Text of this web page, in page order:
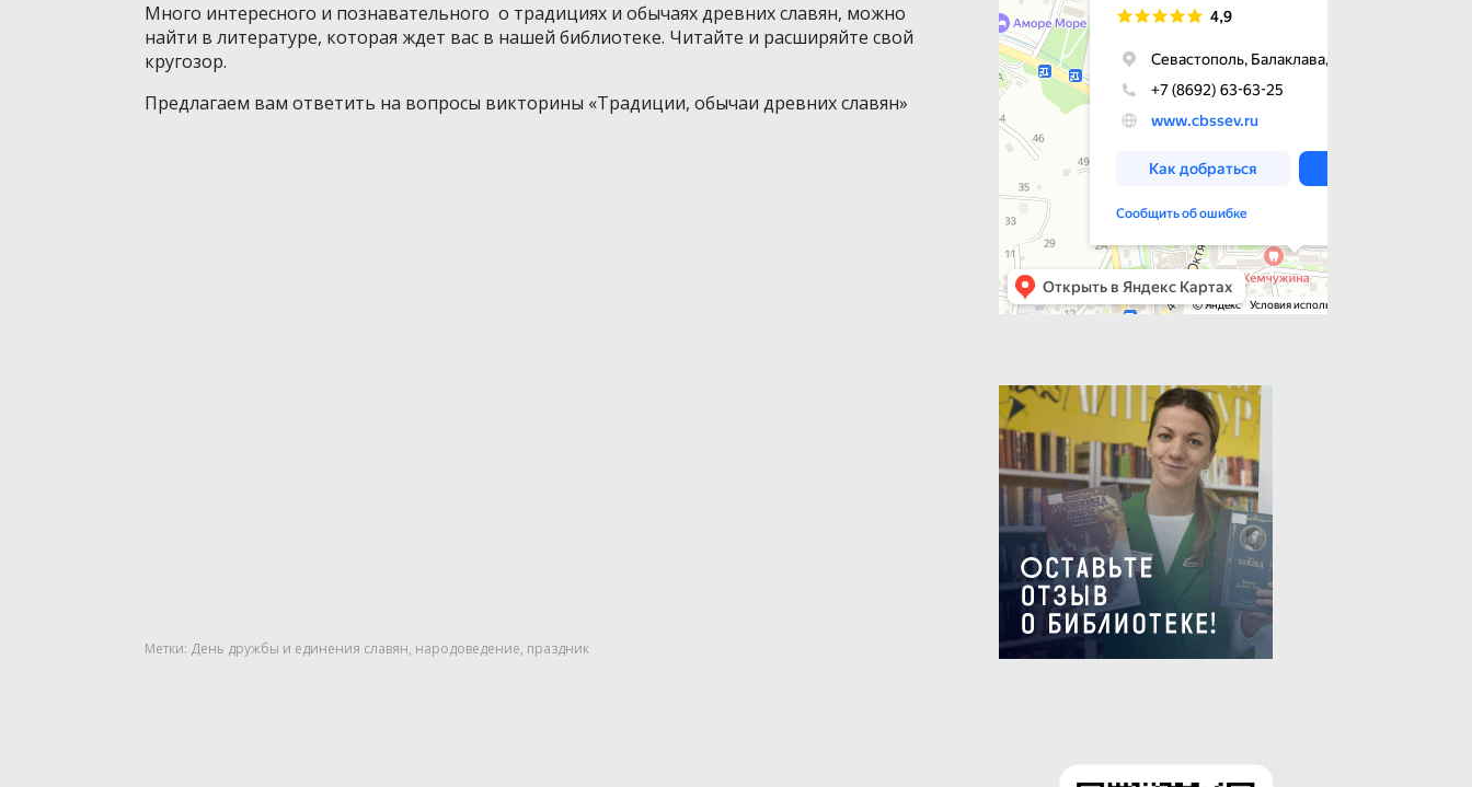
Много интересного и познавательного о традициях и обычаях древних славян, можно
найти в литературе, которая ждет вас в нашей библиотеке. Читайте и расширяйте свой
кругозор.
Предлагаем вам ответить на вопросы викторины «Традиции, обычаи древних славян»
Метки: День дружбы и единения славян, народоведение, праздник